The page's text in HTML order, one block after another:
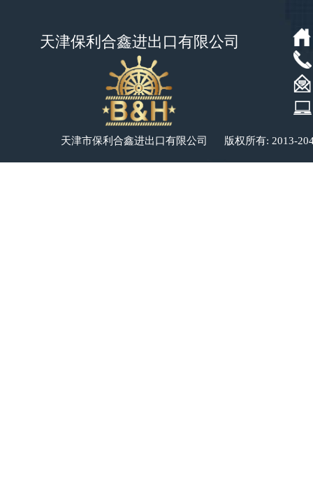
天津保利合鑫进出口有限公司
天津市保利合鑫进出口有限公司 版权所有: 2013-